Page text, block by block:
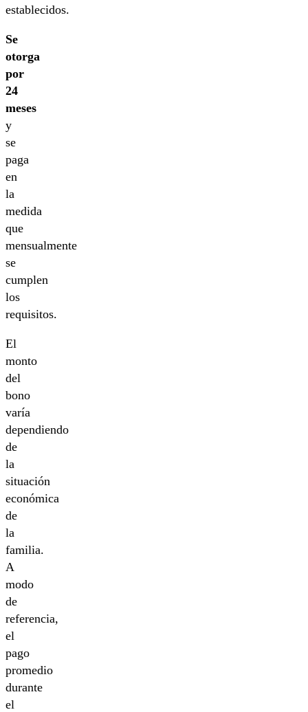
establecidos.
Se
otorga
por
24
meses
y
se
paga
en
la
medida
que
mensualmente
se
cumplen
los
requisitos.
El
monto
del
bono
varía
dependiendo
de
la
situación
económica
de
la
familia.
A
modo
de
referencia,
el
pago
promedio
durante
el